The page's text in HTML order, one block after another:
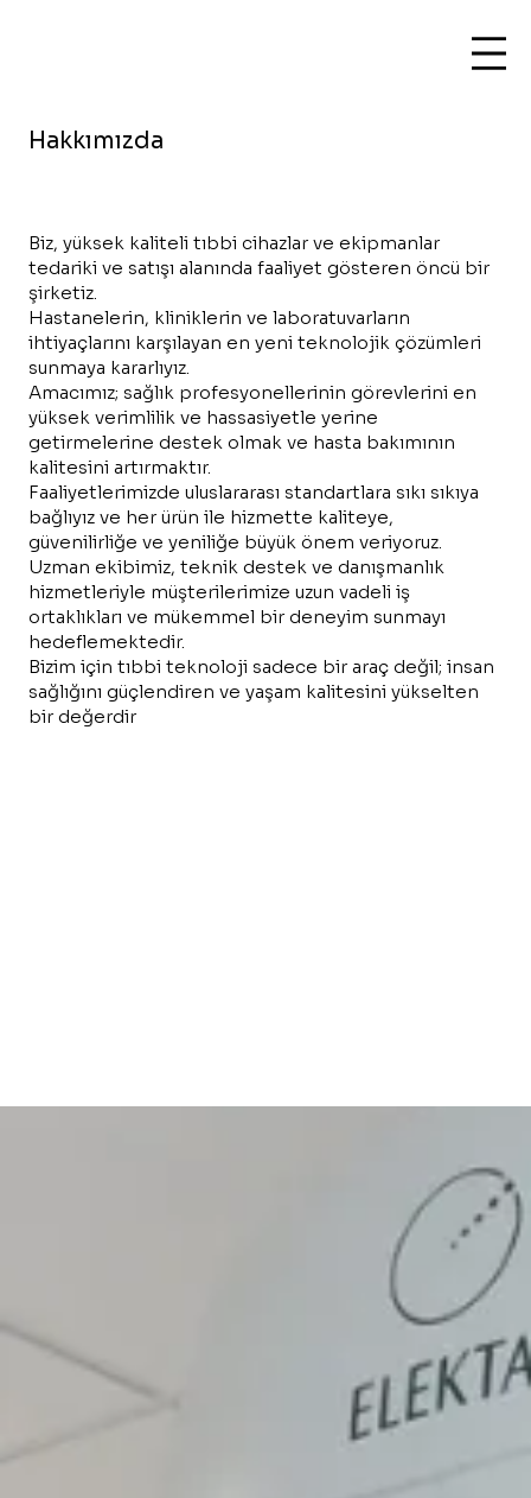
Hakkımızda
Biz, yüksek kaliteli tıbbi cihazlar ve ekipmanlar
tedariki ve satışı alanında faaliyet gösteren öncü bir
şirketiz.
Hastanelerin, kliniklerin ve laboratuvarların
ihtiyaçlarını karşılayan en yeni teknolojik çözümleri
sunmaya kararlıyız.
Amacımız; sağlık profesyonellerinin görevlerini en
yüksek verimlilik ve hassasiyetle yerine
getirmelerine destek olmak ve hasta bakımının
kalitesini artırmaktır.
Faaliyetlerimizde uluslararası standartlara sıkı sıkıya
bağlıyız ve her ürün ile hizmette kaliteye,
güvenilirliğe ve yeniliğe büyük önem veriyoruz.
Uzman ekibimiz, teknik destek ve danışmanlık
hizmetleriyle müşterilerimize uzun vadeli iş
ortaklıkları ve mükemmel bir deneyim sunmayı
hedeflemektedir.
Bizim için tıbbi teknoloji sadece bir araç değil; insan
sağlığını güçlendiren ve yaşam kalitesini yükselten
bir değerdir